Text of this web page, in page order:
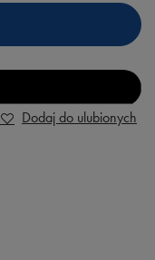
Dodaj do ulubionych